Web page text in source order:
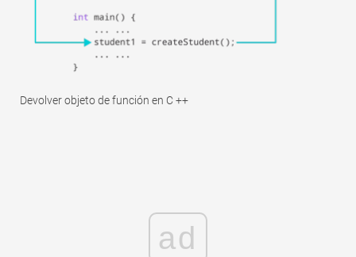
Devolver objeto de función en C ++
ad